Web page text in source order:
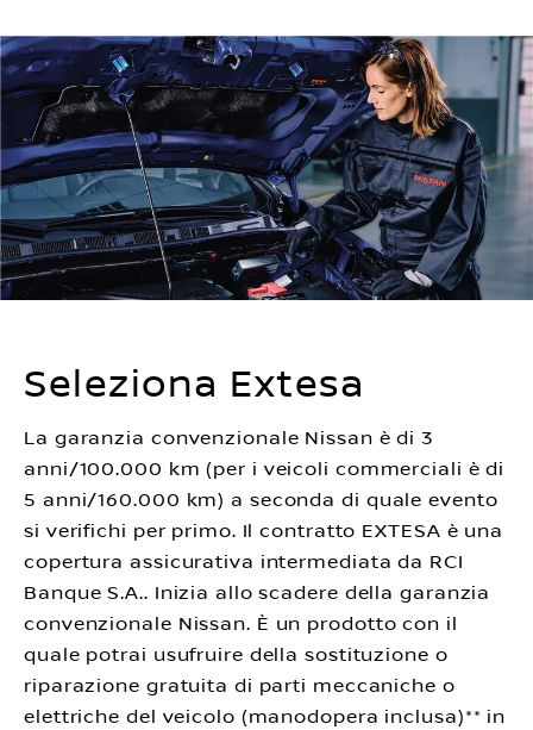
Seleziona Extesa
La garanzia convenzionale Nissan è di 3
anni/100.000 km (per i veicoli commerciali è di
5 anni/160.000 km) a seconda di quale evento
si verifichi per primo. Il contratto EXTESA è una
copertura assicurativa intermediata da RCI
Banque S.A.. Inizia allo scadere della garanzia
convenzionale Nissan. È un prodotto con il
quale potrai usufruire della sostituzione o
riparazione gratuita di parti meccaniche o
elettriche del veicolo (manodopera inclusa)** in